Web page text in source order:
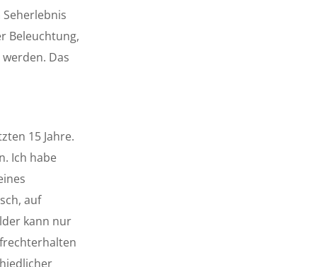
Beleuchtung,
Das
15 Jahre.
Ich habe
auf
kann nur